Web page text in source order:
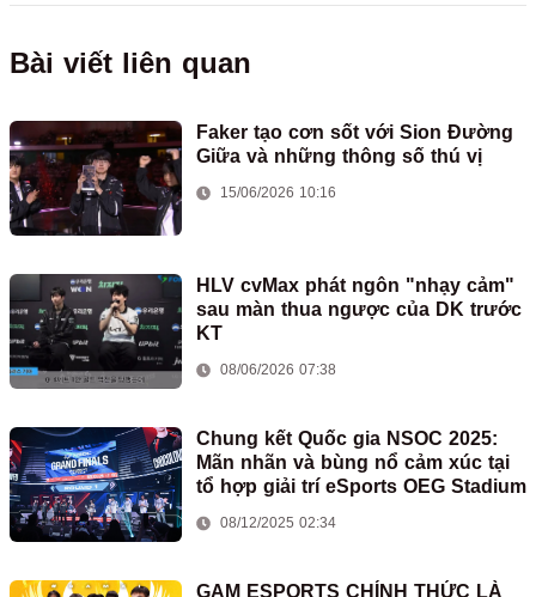
Bài viết liên quan
Faker tạo cơn sốt với Sion Đường
Giữa và những thông số thú vị
15/06/2026 10:16
HLV cvMax phát ngôn "nhạy cảm"
sau màn thua ngược của DK trước
KT
08/06/2026 07:38
Chung kết Quốc gia NSOC 2025:
Mãn nhãn và bùng nổ cảm xúc tại
tổ hợp giải trí eSports OEG Stadium
08/12/2025 02:34
GAM ESPORTS CHÍNH THỨC LÀ